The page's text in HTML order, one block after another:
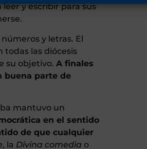
y escribir para sus
y letras. El
todas las diócesis
su objetivo. A finales
buena parte de
mantuvo un
en el sentido
de que cualquier
, la Divina comedia o